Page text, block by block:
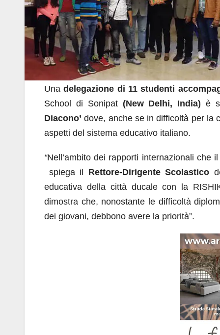
Unadelegazione di 11 studenti
School di Sonipat (New Delhi, India)è
Diacono’ dove, anche se in difficoltà per la
aspetti del sistema educativo italiano.
“Nell’ambito dei rapporti internazionali che
spiega il Rettore-Dirigente Scolastico
educativa della città ducale con la
dimostra che, nonostante le difficoltà
dei giovani, debbono avere la priorità”.